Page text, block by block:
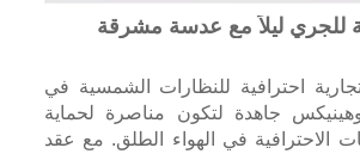
للجري ليلاً مع عدسة مشرقة
تجارية احترافية للنظارات الشمسية في
جاهدة لتكون مناصرة لحماية
الاحترافية في الهواء الطلق. مع عقد